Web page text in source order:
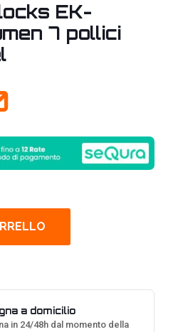
EK-
7 pollici
a domicilio
in 24/48h dal momento della